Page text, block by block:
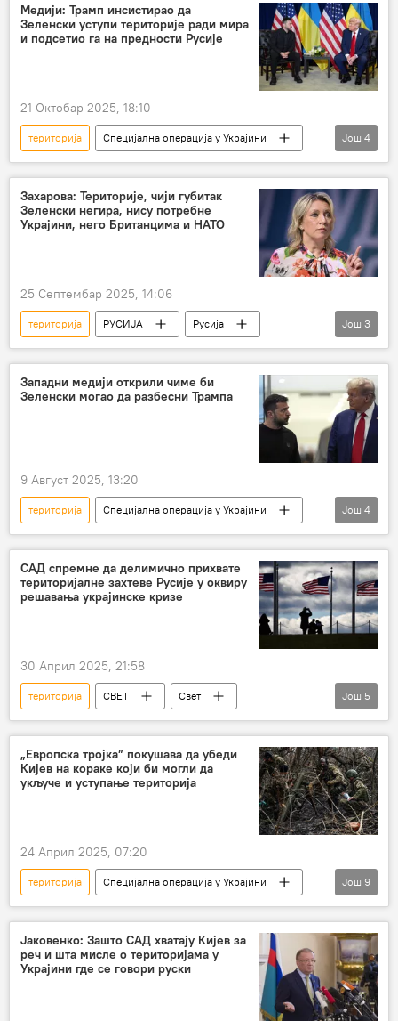
Медији: Трамп инсистирао да
Зеленски уступи територије ради мира
и подсетио га на предности Русије
21 Октобар 2025, 18:10
територија
Специјална операција у Украјини
Специјална војна операција у Украјини – вести
Доналд Трамп
Владимир Зеленски
уступци
Још 4
Захарова: Територије, чији губитак
Зеленски негира, нису потребне
Украјини, него Британцима и НАТО
25 Септембар 2025, 14:06
територија РУСИЈА
Русија
Русија – политика
Марија Захарова
Украјина
Још 3
Западни медији открили чиме би
Зеленски могао да разбесни Трампа
9 Август 2025, 13:20
територија
Специјална операција у Украјини
Специјална војна операција у Украјини – вести
Владимир Зеленски
Русија
Доналд Трамп
Још 4
САД спремне да делимично прихвате
територијалне захтеве Русије у оквиру
решавања украјинске кризе
30 Април 2025, 21:58
територија СВЕТ
Свет
Политика
Америка
Русија
Украјина
захтеви Кит Келог
Још 5
„Европска тројка” покушава да убеди
Кијев на кораке који би могли да
укључе и уступање територија
24 Април 2025, 07:20
територија
Специјална операција у Украјини
Специјална војна операција у Украјини – вести
Русија
САД
Француска
Немачка
Британија
споразум
Још 9
Јаковенко: Зашто САД хватају Кијев за
реч и шта мисле о територијама у
Украјини где се говори руски